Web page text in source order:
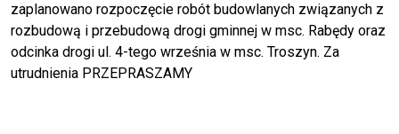
zaplanowano rozpoczęcie robót budowlanych związanych z
rozbudową i przebudową drogi gminnej w msc. Rabędy oraz
odcinka drogi ul. 4-tego września w msc. Troszyn. Za
utrudnienia PRZEPRASZAMY